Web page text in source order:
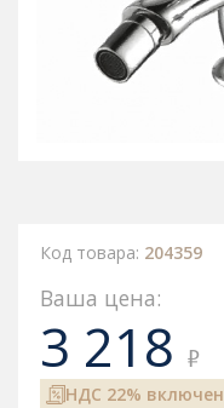
Код товара: 204359
Ваша цена:
3 218 ₽
НДС 22% включен